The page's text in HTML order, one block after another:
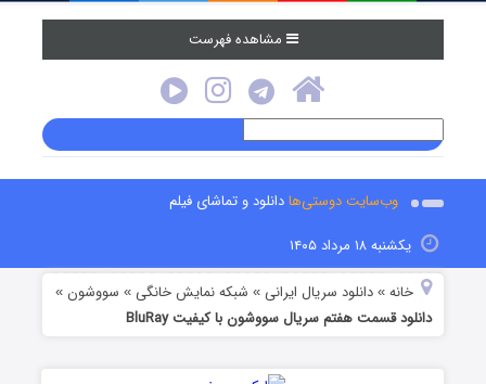
مشاهده فهرست
وب‌سایت دوستی‌هادانلود و تماشای فیلم
یکشنبه ۱۸ مرداد ۱۴۰۵
خانه »دانلود سریال ایرانی » شبکه نمایش خانگی » سووشون »
دانلود قسمت هفتم سریال سووشون با کیفیت BluRay